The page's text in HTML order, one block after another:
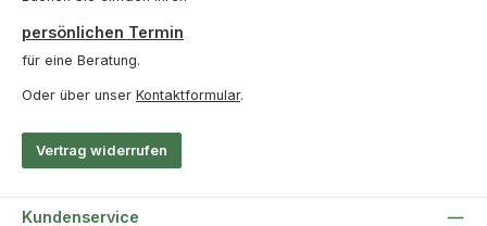
persönlichen Termin
für eine Beratung.
Oder über unser Kontaktformular.
Vertrag widerrufen
Kundenservice